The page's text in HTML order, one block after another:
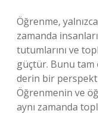
Öğrenme,
zamanda
tutumlarını ve
güçtür. Bunu tam
derin bir
Öğrenmenin ve
aynı zamanda